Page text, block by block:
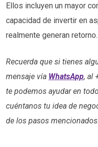
Ellos incluyen un mayor
capacidad de invertir en
realmente generan retorno.
Recuerda que si tienes
mensaje vía WhatsApp, al
te podemos ayudar en
cuéntanos tu idea de
de los pasos mencionados.